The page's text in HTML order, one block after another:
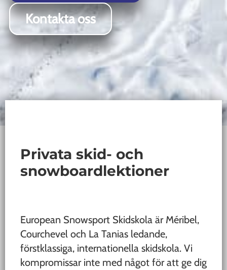
Kontakta oss
Privata skid- och
snowboardlektioner
European Snowsport Skidskola är Méribel,
Courchevel och La Tanias ledande,
förstklassiga, internationella skidskola. Vi
kompromissar inte med något för att ge dig